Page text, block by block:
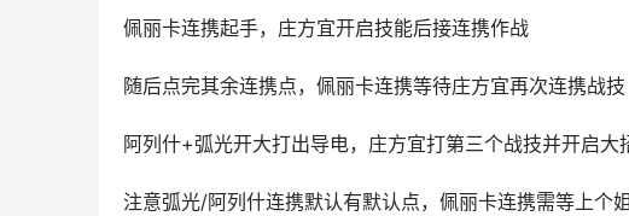
佩丽卡连携起手，庄方宜开启技能后接连携作战
随后点完其余连携点，佩丽卡连携等待庄方宜再次连携战技
阿列什+弧光开大打出导电，庄方宜打第三个战技并开启
注意弧光/阿列什连携默认有默认点，佩丽卡连携需等上个